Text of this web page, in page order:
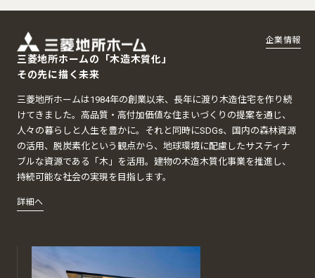
三菱地所ホームの「木造木質化」
その先に描く未来
三菱地所ホームは1984年の創業以来、長年に渡り木造住宅を作り続
けてきました。高品質・高付加価値な住まいづくりの提案を通じ、
人々の暮らしと人生を豊かに。それと同時にSDGs、国内の森林資源
の活用、脱炭素化という観点から、地球環境に配慮したサスティナ
ブルな資源である「木」を活用。建物の木造木質化事業を推進し、
持続可能な社会の実現を目指します。
詳細へ
企業情報